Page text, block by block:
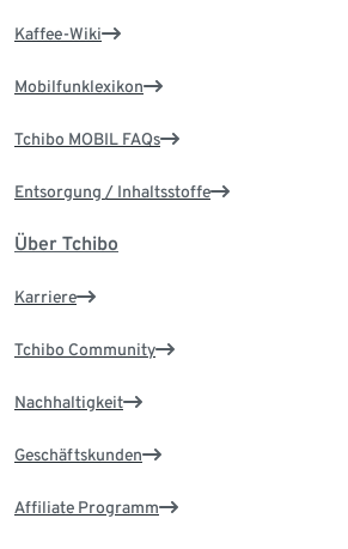
Kaffee-Wiki
Mobilfunklexikon
Tchibo MOBIL FAQs
Entsorgung / Inhaltsstoffe
Über Tchibo
Karriere
Tchibo Community
Nachhaltigkeit
Geschäftskunden
Affiliate Programm